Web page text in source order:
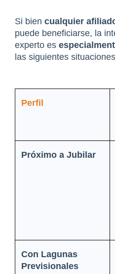
Si bien cualquier
puede beneficiarse, la
experto es
las siguientes
Perfil
Próximo a Jubilar
Con Lagunas
Previsionales